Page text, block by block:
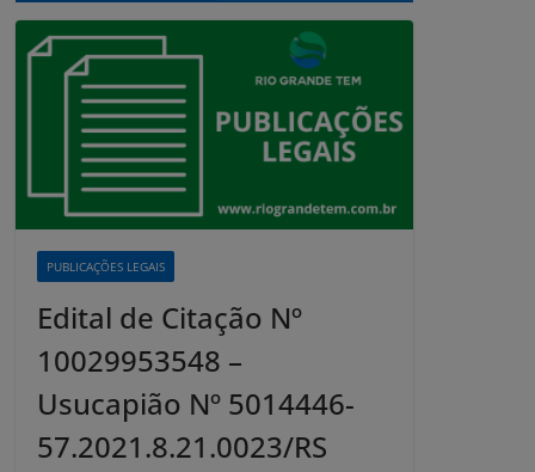
PUBLICAÇÕES LEGAIS
Edital de Citação Nº
10029953548 –
Usucapião Nº 5014446-
57.2021.8.21.0023/RS